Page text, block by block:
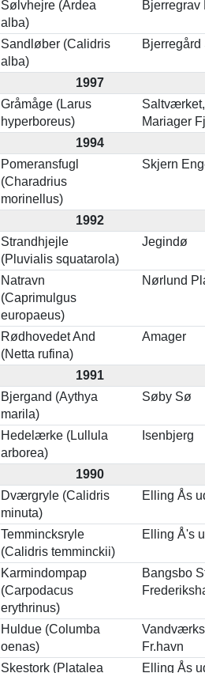
Sølvhejre (Ardea
alba)
Bjerregrav
Sandløber (Calidris
alba)
Bjerregård
1997
Gråmåge (Larus
hyperboreus)
Saltværket,
Mariager
1994
Pomeransfugl
(Charadrius
morinellus)
Skjern
1992
Strandhjejle
(Pluvialis squatarola)
Jegindø
Natravn
(Caprimulgus
europaeus)
Nørlund
Rødhovedet And
(Netta rufina)
Amager
1991
Bjergand (Aythya
marila)
Søby Sø
Hedelærke (Lullula
arborea)
Isenbjerg
1990
Dværgryle (Calidris
minuta)
Elling Ås
Temmincksryle
(Calidris temminckii)
Elling Å's
Karmindompap
(Carpodacus
erythrinus)
Bangsbo
Huldue (Columba
oenas)
Fr.havn
Skestork (Platalea
Elling Ås